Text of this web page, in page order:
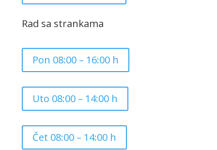
Rad sa strankama
Pon 08:00 – 16:00 h
Uto 08:00 – 14:00 h
Čet 08:00 – 14:00 h